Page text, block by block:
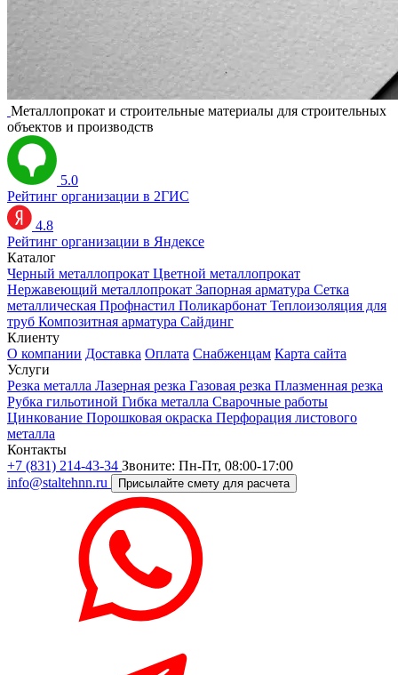
Металлопрокат и строительные материалы для строительных
объектов и производств
5.0
Рейтинг организации в 2ГИС
4.8
Рейтинг организации в Яндексе
Каталог
Черный металлопрокат Цветной металлопрокат
Нержавеющий металлопрокат Запорная арматура Сетка
металлическая Профнастил Поликарбонат Теплоизоляция для
труб Композитная арматура Сайдинг
Клиенту
О компании Доставка Оплата Снабженцам Карта сайта
Услуги
Резка металла Лазерная резка Газовая резка Плазменная резка
Рубка гильотиной Гибка металла Сварочные работы
Цинкование Порошковая окраска Перфорация листового
металла
Контакты
+7 (831) 214-43-34 Звоните: Пн-Пт, 08:00-17:00
info@staltehnn.ru
Присылайте смету для расчета